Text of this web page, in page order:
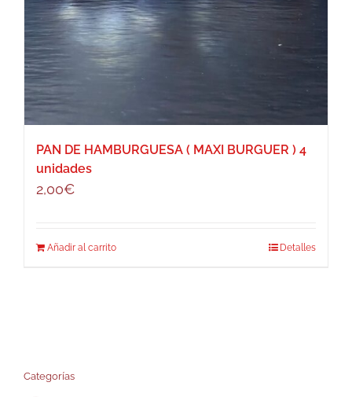
PAN DE HAMBURGUESA ( MAXI BURGUER ) 4
unidades
2,00€
Añadir al carrito Detalles
Categorías